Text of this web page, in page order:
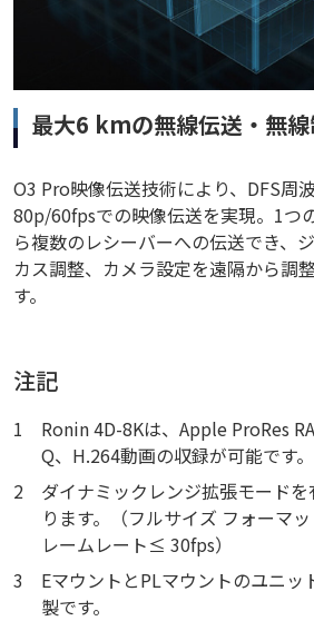
最大6 kmの無線伝送・無
O3 Pro映像伝送技術により、DFS周
80p/60fpsでの映像伝送を実現。1つ
ら複数のレシーバーへの伝送でき、
カス調整、カメラ設定を遠隔から調
す。
注記
1
Ronin 4D-8Kは、Apple ProRes
Q、H.264動画の収録が可能です。
2
ダイナミックレンジ拡張モード
ります。（フルサイズ フォーマ
レームレート≤ 30fps）
3
EマウントとPLマウントのユニッ
製です。